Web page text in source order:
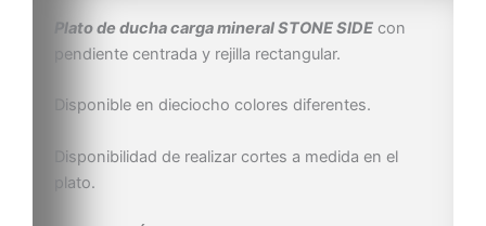
Plato de ducha carga mineral STONE SIDE con
pendiente centrada y rejilla rectangular.
Disponible en dieciocho colores diferentes.
Disponibilidad de realizar cortes a medida en el
plato.